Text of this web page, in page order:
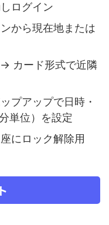
ログイン
から現在地または
カード形式で近隣
プアップで日時・
単位）を設定
にロック解除用